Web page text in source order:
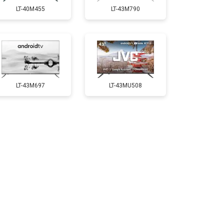
3500 ₽ Заказать
5200 ₽ Заказать
3700 ₽ Заказать
LT-40M455 LT-43M790
LT-43M697 LT-43MU508